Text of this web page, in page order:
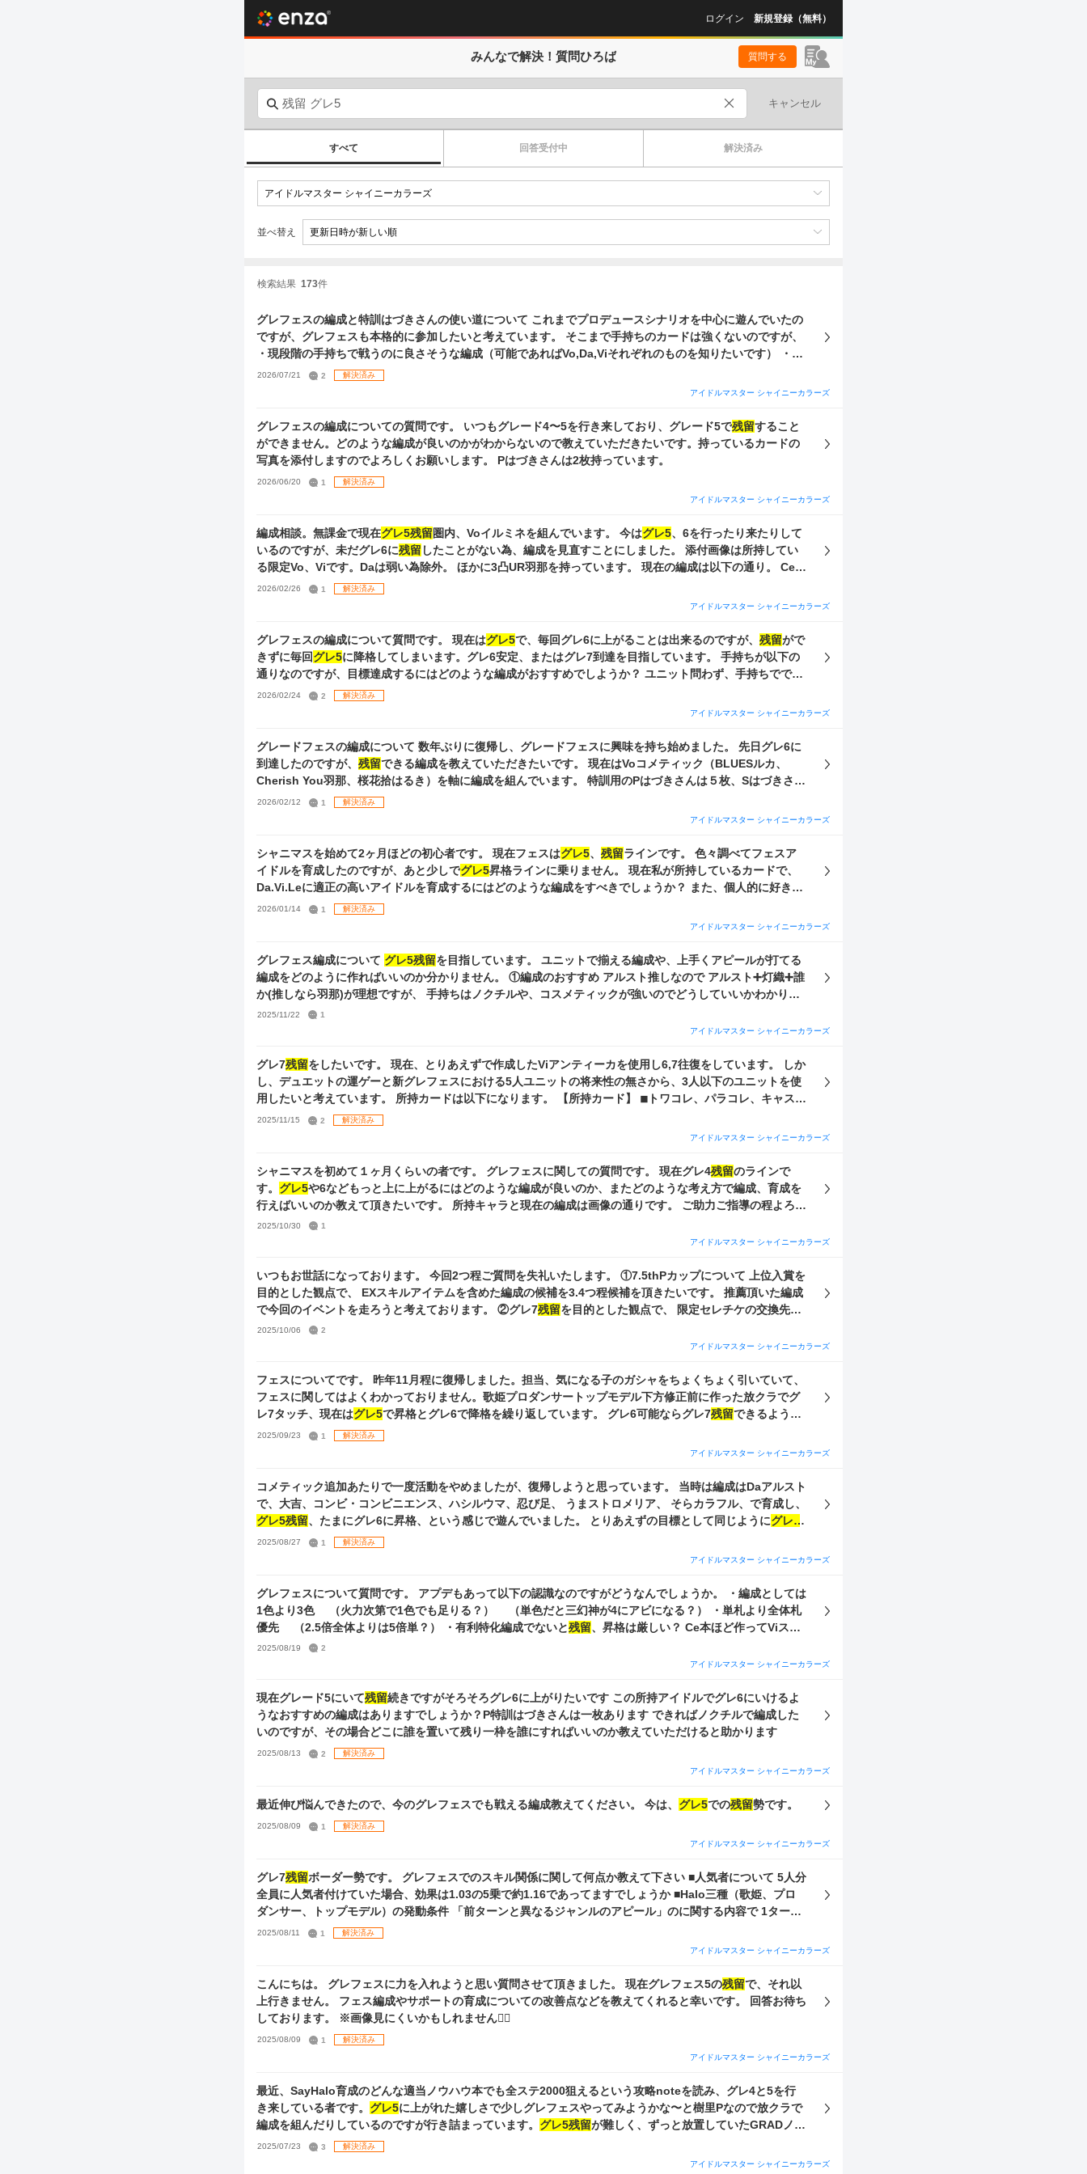
ログイン 新規登録（無料）
みんなで解決！ 質問ひろば 質問する
キャンセル
すべて 回答受付中 解決済み
並べ替え
検索結果 173件
グレフェスの編成と特訓はづきさんの使い道について これまでプロデュースシナリオを中心に遊んでいたの
ですが、グレフェスも本格的に参加したいと考えています。 そこまで手持ちのカードは強くないのですが、
・現段階の手持ちで戦うのに良さそうな編成（可能であればVo,Da,Viそれぞれのものを知りたいです） ・サ
ポートカードの組み方 ・特訓はづきさんをどのカードに使うべきか（通常はづきさんP・Sともに２枚ずつ所
持） の三点についてアドバイスいただきたいです。ストレイが好きなのでその辺りで組めるとありがたいで
また、コミュ総選挙のガシャのセレチケがあるので、トワコレめぐるorトワコレはるきは1凸でき、水着アイ
ドルセレクションチケットが8枚あります。 ぜひアドバイスよろしくお願いします。
2026/07/21 2
解決済み
アイドルマスター シャイニーカラーズ
グレフェスの編成についての質問です。 いつもグレード4〜5を行き来しており、グレード5で残留すること
ができません。どのような編成が良いのかがわからないので教えていただきたいです。持っているカードの
写真を添付しますのでよろしくお願いします。 Pはづきさんは2枚持っています。
2026/06/20 1
解決済み
アイドルマスター シャイニーカラーズ
編成相談。無課金で現在グレ5残留 圏内、Voイルミネを組んでいます。 今はグレ5、6を行ったり来たりして
いるのですが、未だグレ6に残留 したことがない為、編成を見直すことにしました。 添付画像は所持してい
る限定Vo、Viです。Daは弱い為除外。 ほかに3凸UR羽那を持っています。 現在の編成は以下の通り。 Ce→
キャスコレ灯織 Le→ loading雛菜 Vo→UR羽那 Da→トワコレめぐる Vi→あなたといただきます真乃 ①所持
しているカードで、おすすめのフェス編成はあるか？(Voコメ、Viストにも興味があります) ②サポートをど
2026/02/26 1
解決済み
アイドルマスター シャイニーカラーズ
グレフェスの編成について質問です。 現在はグレ5で、毎回グレ6に上がることは出来るのですが、 残留がで
きずに毎回グレ5に降格してしまいます。グレ6安定、またはグレ7到達を目指しています。 手持ちが以下の
通りなのですが、目標達成するにはどのような編成がおすすめでしようか？ ユニット問わず、手持ちででき
る一番強い編成を考えています。pssrはづきさんは3枚持っています。 また、育成でノウハウを集めたり、
、グレ7昇格を目指すとなるとノウハウ厳選は必須ですか？ 現
2026/02/24 2
解決済み
アイドルマスター シャイニーカラーズ
グレードフェスの編成について 数年ぶりに復帰し、グレードフェスに興味を持ち始めました。 先日グレ6に
到達したのですが、 残留できる編成を教えていただきたいです。 現在はVoコメティック（BLUESルカ、
Cherish You羽那、桜花拾はるき）を軸に編成を組んでいます。 特訓用のPはづきさんは５枚、Sはづきさん
は２枚あります。 また、先日のウィンターキャンペーンのサポート用マイコレ＆期間限定セレチケを保有し
ています。おすすめの交換先も教えていただきたいです。 よろしくお願いいたします！
2026/02/12 1
解決済み
アイドルマスター シャイニーカラーズ
シャニマスを始めて2ヶ月ほどの初心者です。 現在フェスはグレ5、 残留ラインです。 色々調べてフェスア
イドルを育成したのですが、あと少しでグレ5昇格ラインに乗りません。 現在私が所持しているカードで、
Da.Vi.Leに適正の高いアイドルを育成するにはどのような編成をすべきでしょうか？ また、個人的に好きな
ユニットで揃えたいため、 ・シーズ ・コメティック のアイドル育成のための編成方法もあれば嬉しいで
す。 ご助言いただけますと幸いです。 画像1→現在のフェスユニット 2〜3→所持UR、SSR
2026/01/14 1
解決済み
アイドルマスター シャイニーカラーズ
グレフェス編成について グレ5残留を目指しています。 ユニットで揃える編成や、上手くアピールが打てる
編成をどのように作ればいいのか分かりません。 ①編成のおすすめ アルスト推しなので アルスト➕灯織➕誰
か(推しなら羽那)が理想ですが、 手持ちはノクチルや、コスメティックが強いのでどうしていいかわかりま
せん。 ②育成とライブ中の立ち回り 今は何となくsayhaloでつくったステだけがあるアイドルたちを編成し
ています。 ノウハウ本は 基礎3% オルラン〇◎適正〇◎思い出＋ 思い出高 アイドル パッシブ＋ 歌姫 プロ
められていません。アビリティもよく分からず一旦これで進めてみました。 ライブ中の立ち回りもよく分か
らず、全員満遍なく適当に打って最後に思い出アピールを打っていますが、それで良いのでしょうか？ ③は
づきさん pssrはづきさんも2つどこに使うか迷っているのでおすすめありましたら教えて頂きたいです。 今
の手持ちと、編成です。 アドバイスよろしくお願いします。
2025/11/22
1
アイドルマスター シャイニーカラーズ
グレ7残留をしたいです。 現在、とりあえずで作成したViアンティーカを使用し6,7往復をしています。 しか
し、デュエットの運ゲーと新グレフェスにおける5人ユニットの将来性の無さから、3人以下のユニットを使
用したいと考えています。 所持カードは以下になります。 【所持カード】 ◾︎トワコレ、パラコレ、キャスコ
レ ・画像参照 (7.5thセレチケ所持) ◾︎URサポ ・結華1凸 ・めぐる2凸 ・甜花3凸 ◾︎限定カード ・
SrBaCu夏葉 完凸 ・グロウリー樹里 完凸 ・もちもちよこ 1凸 ・PRカード 多分全部完凸 ・
後買います シーズを握れたら汎用性が高そうとは思いつつ、手持ちがViに偏ってしまっているためにどうす
れば良いかわからず質問させていただきました。 加点できてかつリンク思い出連打ができる編成が強そう？
くらいの知識しかなく、 メモリーブーストやキャスコレで今後どうなるのかの予想もつきませんが、 とりあ
2025/11/15 2
解決済み
アイドルマスター シャイニーカラーズ
シャニマスを初めて１ヶ月くらいの者です。 グレフェスに関しての質問です。 現在グレ4残留のラインで
す。 グレ5や6などもっと上に上がるにはどのような編成が良いのか、またどのような考え方で編成、育成を
行えばいいのか教えて頂きたいです。 所持キャラと現在の編成は画像の通りです。 ご助力ご指導の程よろし
くお願いします。
2025/10/30
1
アイドルマスター シャイニーカラーズ
いつもお世話になっております。 今回2つ程ご質問を失礼いたします。 ①7.5thPカップについて 上位入賞を
目的とした観点で、 EXスキルアイテムを含めた編成の候補を3.4つ程候補を頂きたいです。 推薦頂いた編成
で今回のイベントを走ろうと考えております。 ②グレ7残留を目的とした観点で、 限定セレチケの交換先の
候補を何点かご教授願います。 画像にて現在のカード資産を添付しておりますのでご参考までに。 お忙しい
2025/10/06
2
アイドルマスター シャイニーカラーズ
フェスについてです。 昨年11月程に復帰しました。担当、気になる子のガシャをちょくちょく引いていて、
フェスに関してはよくわかっておりません。歌姫プロダンサートップモデル下方修正前に作った放クラでグ
レ7タッチ、現在はグレ5で昇格とグレ6で降格を繰り返しています。 グレ6可能ならグレ7残留できるように
なりたいのですがどのような編成がいいのでしょうか。 特訓はづきさんはp8s5、虹ピース160でどちらも
100要求、はづきさんシールが240枚でどちらも交換に150要求の段階です。trueジュエルは天井2回分ほど
姫プロダンサートップモデル総合能力強化演習トワコレ加速 です。
2025/09/23 1
解決済み
アイドルマスター シャイニーカラーズ
コメティック追加あたりで一度活動をやめましたが、復帰しようと思っています。 当時は編成はDaアルスト
で、大吉、コンビ・コンビニエンス、ハシルウマ、忍び足、 うまストロメリア、 そらカラフル、で育成し、
グレ5残留
、たまにグレ6に昇格、という感じで遊んでいました。 とりあえずの目標として同じようにグレ5
～6を目標にしたいと思っています。 Pアイドルで使えそうなのは、甘奈→すれ違いシアター、甜花→甜
ining Room、バスタイムの気分で、千雪→切り裂いて・茨、となります（いずれも完凸）。 Sアイドルは画
せんか？） GRADとSTEPでノウハウ圧縮→本育成、というよりも効率のいい育成はありますか？ 集めてお
くべきカード（恒常ガチャ、チケットによる交換など）はありますか？
2025/08/27 1
解決済み
アイドルマスター シャイニーカラーズ
グレフェスについて質問です。 アプデもあって以下の認識なのですがどうなんでしょうか。 ・編成としては
1色より3色 （火力次第で1色でも足りる？） （単色だと三幻神が4にアビになる？） ・単札より全体札
優先 （2.5倍全体よりは5倍単？） ・有利特化編成でないと残留、昇格は厳しい？ Ce本ほど作ってViスト
レイで回してたのですが、アプデ後の5
2025/08/19
2
アイドルマスター シャイニーカラーズ
現在グレード5にいて残留続きですがそろそろグレ6に上がりたいです この所持アイドルでグレ6にいけるよ
うなおすすめの編成はありますでしょうか？P特訓はづきさんは一枚あります できればノクチルで編成した
いのですが、その場合どこに誰を置いて残り一枠を誰にすればいいのか教えていただけると助かります
2025/08/13 2
解決済み
アイドルマスター シャイニーカラーズ
最近伸び悩んできたので、今のグレフェスでも戦える編成教えてください。 今は、 グレ5での残留勢です。
2025/08/09 1
解決済み
アイドルマスター シャイニーカラーズ
グレ7残留ボーダー勢です。 グレフェスでのスキル関係に関して何点か教えて下さい ■人気者について 5人分
全員に人気者付けていた場合、効果は1.03の5乗で約1.16であってますでしょうか ■Halo三種（歌姫、プロ
ダンサー、トップモデル）の発動条件 「前ターンと異なるジャンルのアピール」のに関する内容で 1ターン
目「Vo」アピール2ターン目[Da」アピールのようなときに発動するのは分かるのですが ①1ターン目
「ALL」2ターン目[Da」（「ALL」例は真乃の【はるかなる】） ②1ターン目「Da&Vi」2ターン目[Vo」
はどのように発動するのでしょうか また、③でも発動する場合Vo→思い出→Voで3ターン動けばHalo三種は
最大効果発揮されるのでしょうか ご回答いただければ幸いです。
2025/08/11 1
解決済み
アイドルマスター シャイニーカラーズ
こんにちは。 グレフェスに力を入れようと思い質問させて頂きました。 現在グレフェス5の残留で、それ以
上行きません。 フェス編成やサポートの育成についての改善点などを教えてくれると幸いです。 回答お待ち
しております。 ※画像見にくいかもしれません🙇‍♀️
2025/08/09 1
解決済み
アイドルマスター シャイニーカラーズ
最近、SayHalo育成のどんな適当ノウハウ本でも全ステ2000狙えるという攻略noteを読み、グレ4と5を行
き来している者です。 グレ5に上がれた嬉しさで少しグレフェスやってみようかな〜と樹里Pなので放クラで
編成を組んだりしているのですが行き詰まっています。 グレ5残留が難しく、ずっと放置していたGRADノウ
ハウ本を集めてみなくては……と色々な攻略サイトやnote、攻略動画を見ていたのですが、GRADでの周回
方法やSTEPノウハウ圧縮・濃縮・剥がし？などイマイチ理解できず、質問してみようと思い至りました。以
2025/07/23 3
解決済み
アイドルマスター シャイニーカラーズ